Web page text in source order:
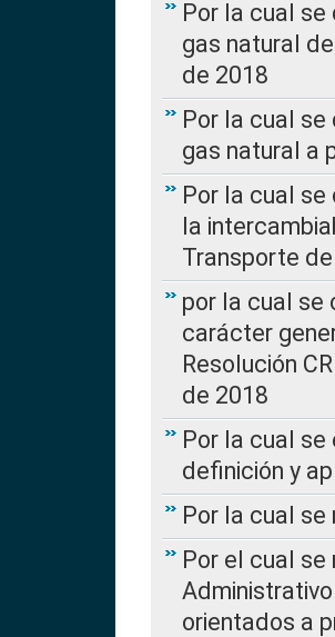
Por la cual
gas natural
de 2018
Por la cual
gas natural a
Por la cual
la
Transporte
por la cual se
carácter
Resolución
de 2018
Por la cual
definición y
Por la cual
Por el cual
orientados a